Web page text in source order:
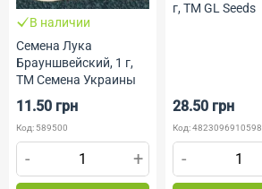
В наличии
Семена Лука
Брауншвейский, 1 г,
ТМ Семена Украины
11.50 грн
Код: 589500
- +
г, ТМ GL Seeds
28.50 грн
Код: 4823096910598
-